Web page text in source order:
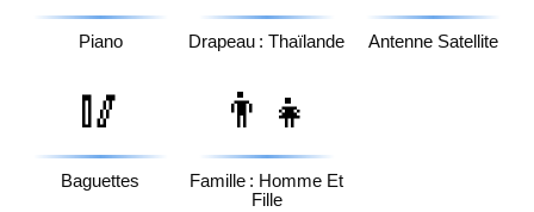
Piano Drapeau : Thaïlande Antenne Satellite
🥢
Baguettes
👨‍👧
Famille : Homme Et
Fille